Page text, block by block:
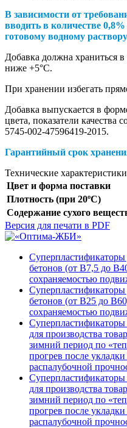
В зависимости от
вводить в количестве
готовому водному
Добавка должна храниться
ниже +5°С.
При хранении избегать
Добавка выпускается в
цвета, показатели качества
5745-002-47596419-2015.
Гарантийный срок
Технические характеристики
Цвет и форма поставки
Плотность (при 20ºС)
Содержание сухого
Версия для печати в PDF
Суперпластификаторы
бетонов (от В7,5 до
сохраняемостью
Суперпластификаторы
бетонов (от В25 до
сохраняемостью
для производства
зимний период по
прогрев после
распалубочной
для производства
зимний период по
прогрев после
распалубочной